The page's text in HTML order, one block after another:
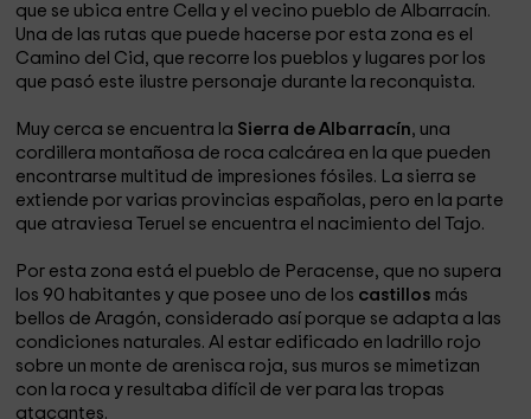
que se ubica entre Cella y el vecino pueblo de Albarracín.
Una de las rutas que puede hacerse por esta zona es el
Camino del Cid, que recorre los pueblos y lugares por los
que pasó este ilustre personaje durante la reconquista.
Muy cerca se encuentra la Sierra de Albarracín, una
cordillera montañosa de roca calcárea en la que pueden
encontrarse multitud de impresiones fósiles. La sierra se
extiende por varias provincias españolas, pero en la parte
que atraviesa Teruel se encuentra el nacimiento del Tajo.
Por esta zona está el pueblo de Peracense, que no supera
los 90 habitantes y que posee uno de los castillos más
bellos de Aragón, considerado así porque se adapta a las
condiciones naturales. Al estar edificado en ladrillo rojo
sobre un monte de arenisca roja, sus muros se mimetizan
con la roca y resultaba difícil de ver para las tropas
atacantes.